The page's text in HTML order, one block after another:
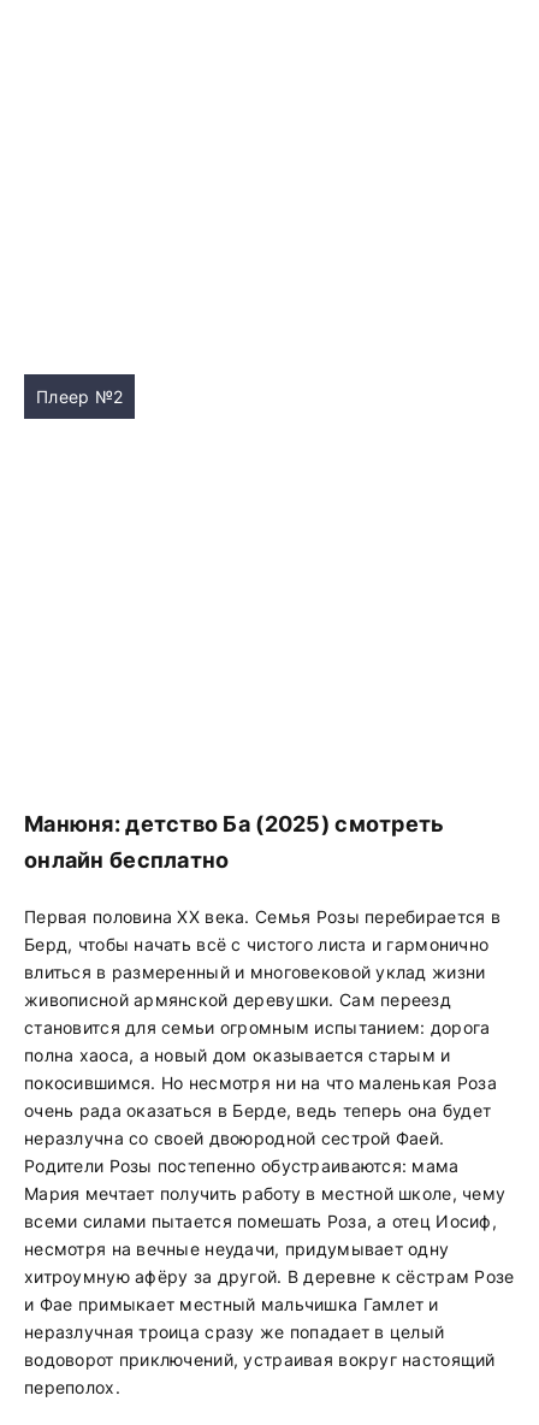
Плеер №2
Манюня: детство Ба (2025) смотреть
онлайн бесплатно
Первая половина ХХ века. Семья Розы перебирается в
Берд, чтобы начать всё с чистого листа и гармонично
влиться в размеренный и многовековой уклад жизни
живописной армянской деревушки. Сам переезд
становится для семьи огромным испытанием: дорога
полна хаоса, а новый дом оказывается старым и
покосившимся. Но несмотря ни на что маленькая Роза
очень рада оказаться в Берде, ведь теперь она будет
неразлучна со своей двоюродной сестрой Фаей.
Родители Розы постепенно обустраиваются: мама
Мария мечтает получить работу в местной школе, чему
всеми силами пытается помешать Роза, а отец Иосиф,
несмотря на вечные неудачи, придумывает одну
хитроумную афёру за другой. В деревне к сёстрам Розе
и Фае примыкает местный мальчишка Гамлет и
неразлучная троица сразу же попадает в целый
водоворот приключений, устраивая вокруг настоящий
переполох.